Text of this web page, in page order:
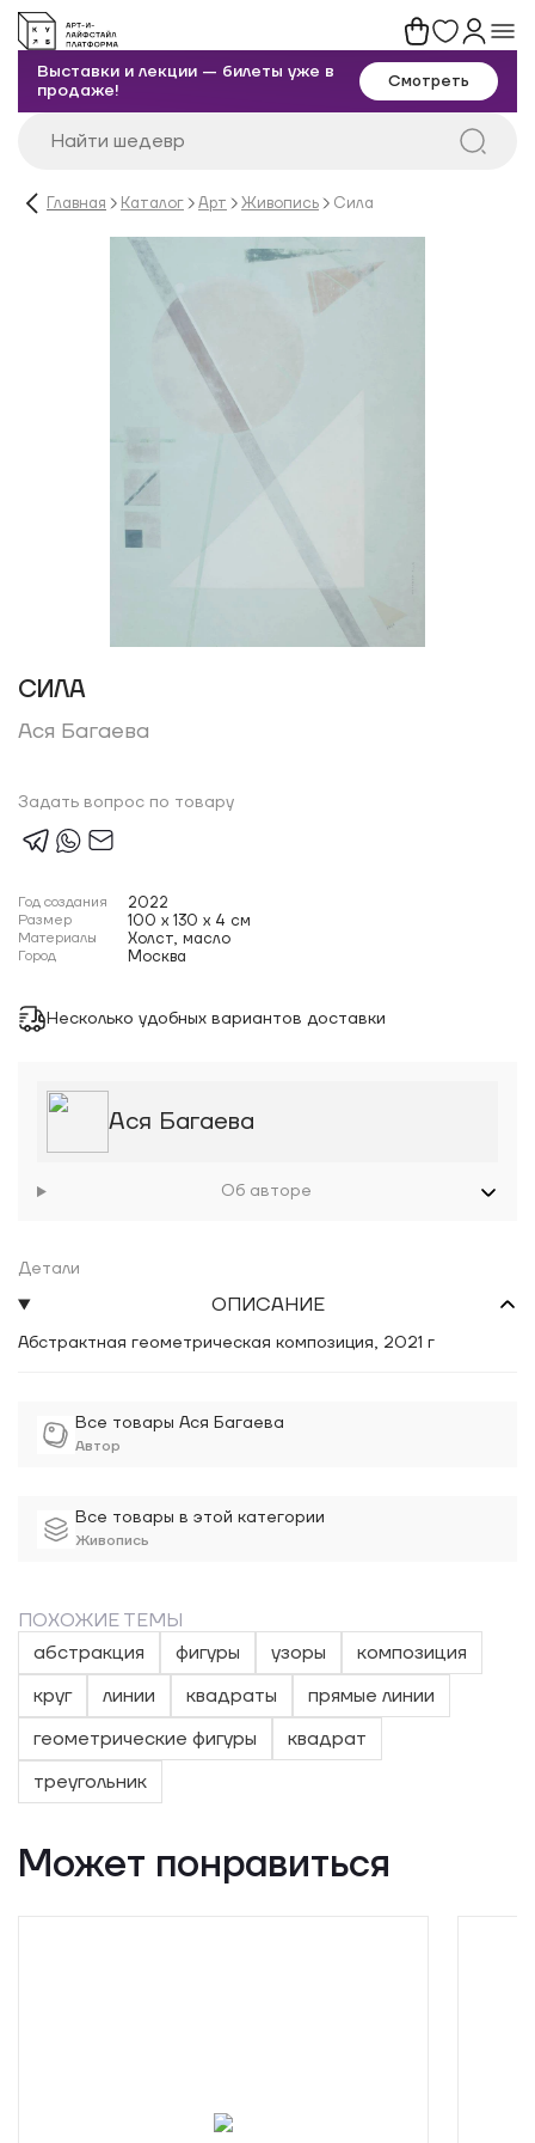
Выставки и лекции — билеты уже в
продаже!
Смотреть
Главная Каталог Арт Живопись Сила
СИЛА
Ася Багаева
Задать вопрос по товару
Год создания 2022
Размер 100 x 130 x 4 см
Материалы Холст, масло
Город Москва
Несколько удобных вариантов доставки
Все товары Ася Багаева
Автор
Все товары в этой категории
Живопись
Ася Багаева
Об авторе
Детали
ОПИСАНИЕ
Абстрактная геометрическая композиция, 2021 г
ПОХОЖИЕ ТЕМЫ
абстракция
фигуры узоры
композиция
круг
линии квадраты
прямые линии
геометрические фигуры
квадрат
треугольник
Может понравиться